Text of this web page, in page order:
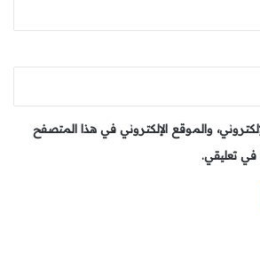
والموقع الإلكتروني في هذا المتصفح
في تعليقي.